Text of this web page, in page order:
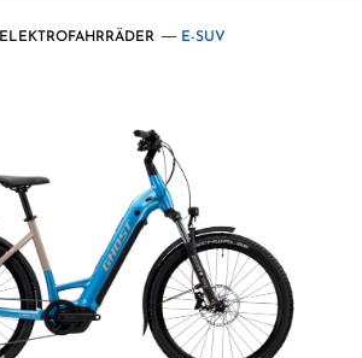
ELEKTROFAHRRÄDER E-SUV